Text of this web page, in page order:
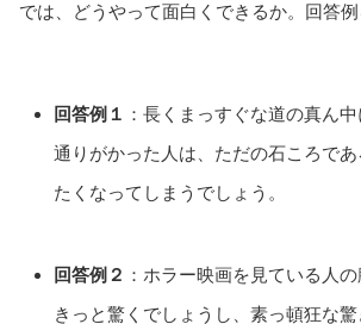
では、どうやって面白くできるか。回答例
回答例１ ：長くまっすぐな道の真ん中
通りがかった人は、ただの石ころで
たくなってしまうでしょう。
回答例２ ：ホラー映画を見ている人の
きっと驚くでしょうし、素っ頓狂な